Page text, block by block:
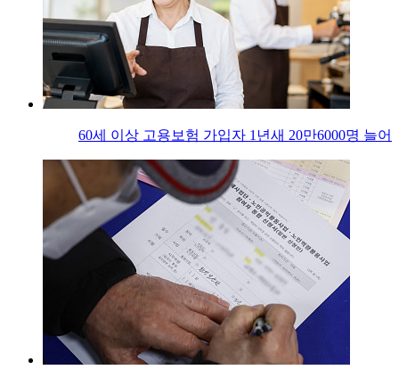
60세 이상 고용보험 가입자 1년새 20만6000명 늘어